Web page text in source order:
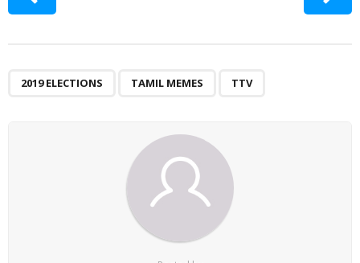
2019 ELECTIONS TAMIL MEMES TTV